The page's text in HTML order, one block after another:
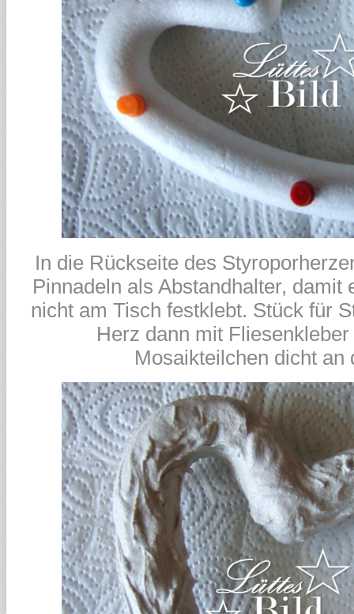
In die Rückseite des
Pinnadeln als Abstandhalter, damit
nicht am Tisch festklebt. Stück für
Herz dann mit
Mosaikteilchen dicht an